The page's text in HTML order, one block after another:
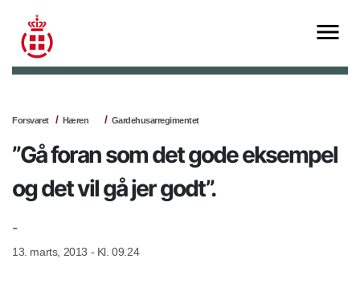
Forsvaret Hæren Gardehusarregimentet
”Gå foran som det gode eksempel
og det vil gå jer godt”.
-
13. marts, 2013 - Kl. 09.24